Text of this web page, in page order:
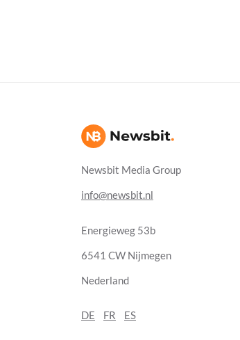
Newsbit Media Group
info@newsbit.nl
Energieweg 53b
6541 CW Nijmegen
Nederland
DE FR ES